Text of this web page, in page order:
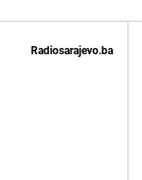
Radiosarajevo.ba